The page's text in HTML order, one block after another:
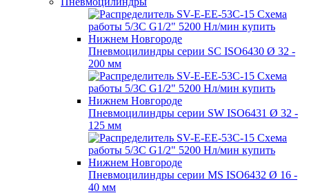
Пневмоцилиндры серии SC ISO6430 Ø 32 -
200 мм
Пневмоцилиндры серии SW ISO6431 Ø 32 -
125 мм
Пневмоцилиндры серии MS ISO6432 Ø 16 -
40 мм